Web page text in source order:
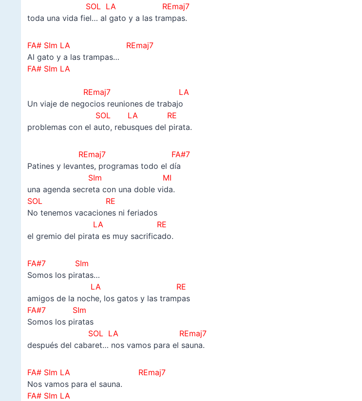
SOL LA REmaj7
toda una vida fiel… al gato y a las trampas.
FA# SIm LA
REmaj7
Al gato y a las trampas…
FA# SIm LA
REmaj7 LA
Un viaje de negocios reuniones de trabajo
SOL LA RE
problemas con el auto, rebusques del pirata.
REmaj7 FA#7
Patines y levantes, programas todo el día
SIm MI
una agenda secreta con una doble vida.
SOL RE
No tenemos vacaciones ni feriados
LA RE
el gremio del pirata es muy sacrificado.
FA#7 SIm
Somos los piratas…
LA RE
amigos de la noche, los gatos y las trampas
FA#7 SIm
Somos los piratas
SOL LA REmaj7
después del cabaret… nos vamos para el sauna.
FA# SIm LA
REmaj7
Nos vamos para el sauna.
FA# SIm LA